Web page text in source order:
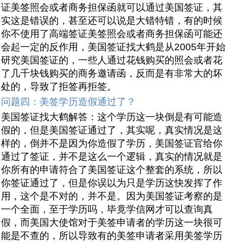
证美签照会或者商务担保函就可以通过美国签证，其
实这是错误的，甚至还可以说是大错特错，有的时候
你不使用了高端签证美签照会或者商务担保函可能还
会起一定的反作用，美国签证找大鹤是从2005年开始
研究美国签证的，一些人通过花钱购买的照会或者花
了几千块钱购买的商务邀请函，反而是有非常大的坏
处的，导致了拒签再拒签。
问题四：美签学历造假通过了？
美国签证找大鹤解答：这个学历这一块倒是有可能造
假的，但是美国签证通过了，其实呢，真实情况是这
样的，倒并不是因为你造假了学历，美国签证官给你
通过了签证，并不是这么一个逻辑，真实的情况就是
你所有的申请符合了美国签证这个整套的系统，所以
你签证通过了，但是你误以为只是学历这快发挥了作
用，这个是不对的，并不是。因为美国签证考察的是
一个全面，至于学历吗，毕竟学信网才可以查询真
假，而美国大使馆对于美签申请者的学历这一块很可
能是不查的，所以导致有的美签申请者采用美签学历